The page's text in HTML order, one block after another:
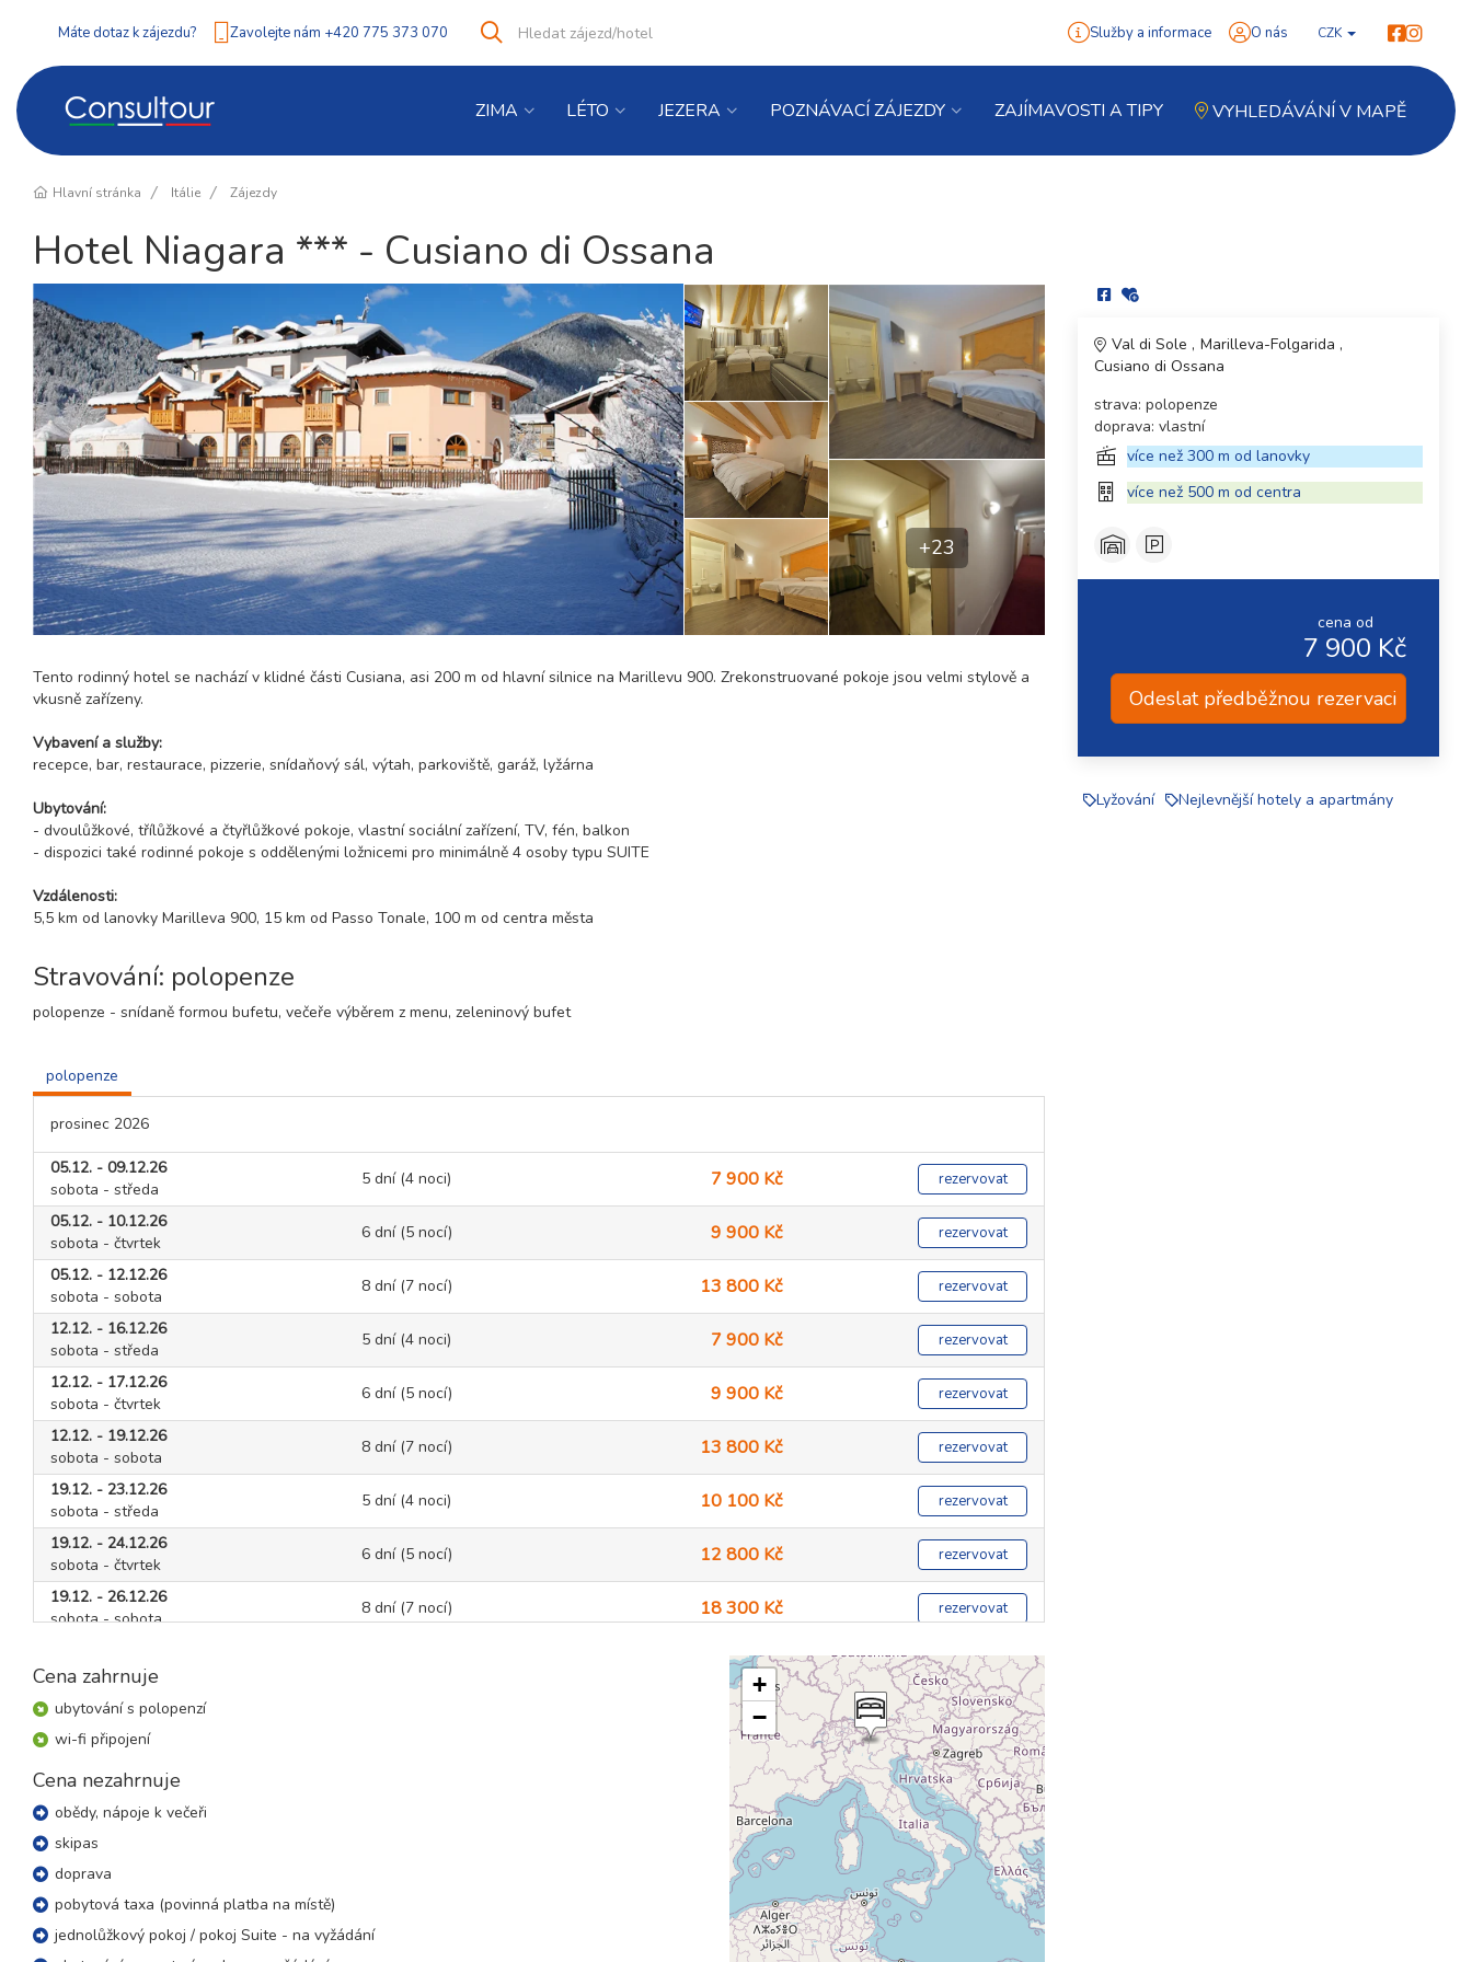
Máte dotaz k zájezdu? Zavolejte nám +420 775 373 070
co
Vyhledat Služby a informace O nás CZK
ZIMA LÉTO JEZERA POZNÁVACÍ ZÁJEZDY ZAJÍMAVOSTI A TIPY VYHLEDÁVÁNÍ V MAPĚ
Hlavní stránka Itálie Zájezdy
Hotel Niagara *** - Cusiano di Ossana
+23
Tento rodinný hotel se nachází v klidné části Cusiana, asi 200 m od hlavní silnice na Marillevu 900. Zrekonstruované pokoje jsou velmi stylově a
vkusně zařízeny.
Vybavení a služby:
recepce, bar, restaurace, pizzerie, snídaňový sál, výtah, parkoviště, garáž, lyžárna
Ubytování:
- dvoulůžkové, třílůžkové a čtyřlůžkové pokoje, vlastní sociální zařízení, TV, fén, balkon
- dispozici také rodinné pokoje s oddělenými ložnicemi pro minimálně 4 osoby typu SUITE
Vzdálenosti:
5,5 km od lanovky Marilleva 900, 15 km od Passo Tonale, 100 m od centra města
Stravování: polopenze
polopenze - snídaně formou bufetu, večeře výběrem z menu, zeleninový bufet
polopenze
prosinec 2026
05.12. - 09.12.26
sobota - středa
5 dní (4 noci) 7 900 Kč rezervovat
05.12. - 10.12.26
sobota - čtvrtek
6 dní (5 nocí) 9 900 Kč rezervovat
05.12. - 12.12.26
sobota - sobota
8 dní (7 nocí) 13 800 Kč rezervovat
12.12. - 16.12.26
sobota - středa
5 dní (4 noci) 7 900 Kč rezervovat
12.12. - 17.12.26
sobota - čtvrtek
6 dní (5 nocí) 9 900 Kč rezervovat
12.12. - 19.12.26
sobota - sobota
8 dní (7 nocí) 13 800 Kč rezervovat
19.12. - 23.12.26
sobota - středa
5 dní (4 noci) 10 100 Kč rezervovat
19.12. - 24.12.26
sobota - čtvrtek
6 dní (5 nocí) 12 800 Kč rezervovat
19.12. - 26.12.26
sobota - sobota
8 dní (7 nocí) 18 300 Kč rezervovat
sobota - středa
10 900 Kč rezervovat
26.12. - 31.12.26
13 600 Kč rezervovat
sobota - sobota
19 000 Kč rezervovat
leden 2027
02.01. - 06.01.27
10 900 Kč rezervovat
sobota - čtvrtek
6 dní (5 nocí) 13 600 Kč
Cena zahrnuje
ubytování s polopenzí
wi-fi připojení
Cena nezahrnuje
obědy, nápoje k večeři
skipas
doprava
pobytová taxa (povinná platba na místě)
jednolůžkový pokoj / pokoj Suite - na vyžádání
+
−
Val di Sole
Marilleva-Folgarida
Cusiano di Ossana
strava: polopenze
doprava: vlastní
více než 300 m od lanovky
více než 500 m od centra
cena od
7 900 Kč
Odeslat předběžnou rezervaci
Lyžování Nejlevnější hotely a apartmány